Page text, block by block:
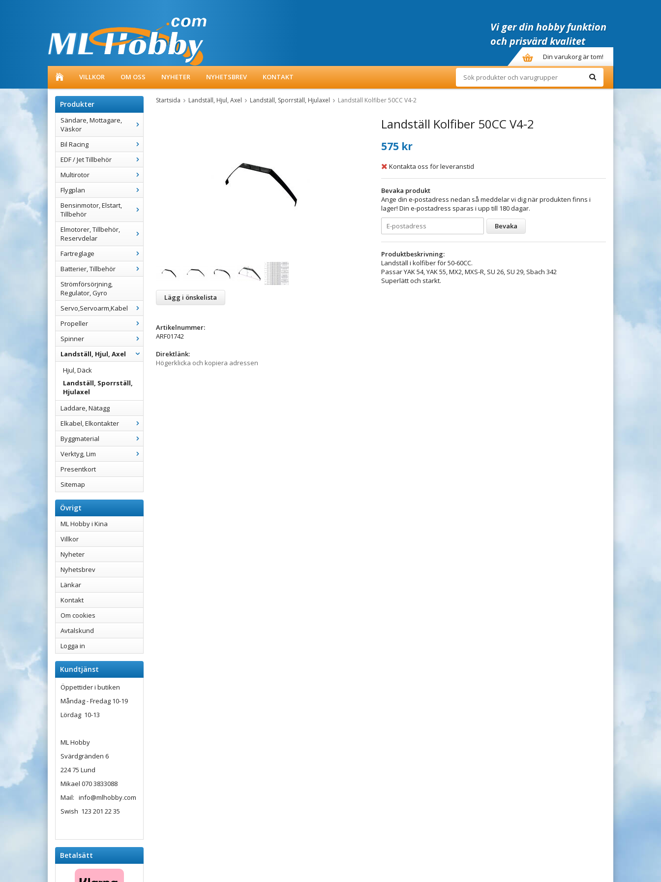
Vi ger din hobby funktion
och prisvärd kvalitet
Din varukorg är tom!
VILLKOR OM OSS NYHETER NYHETSBREV KONTAKT
Produkter
Sändare, Mottagare,
Väskor
Bil Racing
EDF / Jet Tillbehör
Multirotor
Flygplan
Bensinmotor, Elstart,
Tillbehör
Elmotorer, Tillbehör,
Reservdelar
Fartreglage
Batterier, Tillbehör
Strömförsörjning,
Regulator, Gyro
Servo,Servoarm,Kabel
Propeller
Spinner
Landställ, Hjul, Axel
Hjul, Däck
Landställ, Sporrställ,
Hjulaxel
Laddare, Nätagg
Elkabel, Elkontakter
Byggmaterial
Verktyg, Lim
Presentkort
Sitemap
Övrigt
ML Hobby i Kina
Villkor
Nyheter
Nyhetsbrev
Länkar
Kontakt
Om cookies
Avtalskund
Logga in
Kundtjänst
Öppettider i butiken
Måndag - Fredag 10-19
Lördag 10-13
ML Hobby
Svärdgränden 6
224 75 Lund
Mikael 070 3833088
Mail: info@mlhobby.com
Swish 123 201 22 35
Betalsätt
Startsida Landställ, Hjul, Axel Landställ, Sporrställ, Hjulaxel Landställ Kolfiber 50CC V4-2
Landställ Kolfiber 50CC V4-2
575 kr
Kontakta oss för leveranstid
Bevaka produkt
Ange din e-postadress nedan så meddelar vi dig när produkten finns i
lager! Din e-postadress sparas i upp till 180 dagar.
Bevaka
Produktbeskrivning:
Landställ i kolfiber för 50-60CC.
Passar YAK 54, YAK 55, MX2, MXS-R, SU 26, SU 29, Sbach 342
Superlätt och starkt.
Lägg i önskelista
Artikelnummer:
ARF01742
Direktlänk:
Högerklicka och kopiera adressen